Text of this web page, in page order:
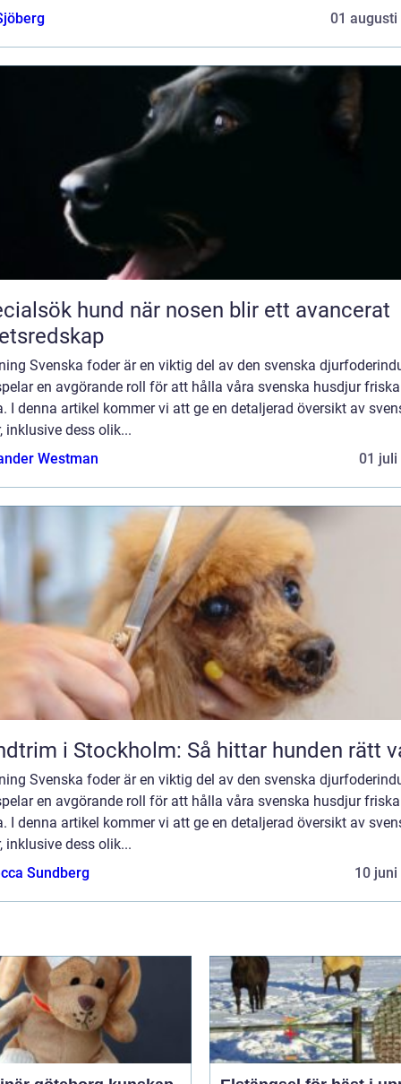
01 augusti
hund när nosen blir ett avancerat
Svenska foder är en viktig del av den svenska
en avgörande roll för att hålla våra svenska husdjur
I denna artikel kommer vi att ge en detaljerad översikt av
inklusive dess olik...
Westman
01 juli
i Stockholm: Så hittar hunden rätt
Svenska foder är en viktig del av den svenska
en avgörande roll för att hålla våra svenska husdjur
I denna artikel kommer vi att ge en detaljerad översikt av
inklusive dess olik...
Sundberg
10 juni